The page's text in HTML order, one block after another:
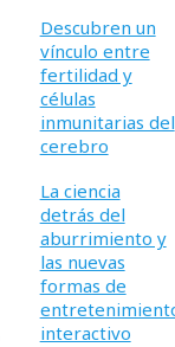
Descubren un
vínculo entre
fertilidad y
células
inmunitarias del
cerebro
La ciencia
detrás del
aburrimiento y
las nuevas
formas de
interactivo